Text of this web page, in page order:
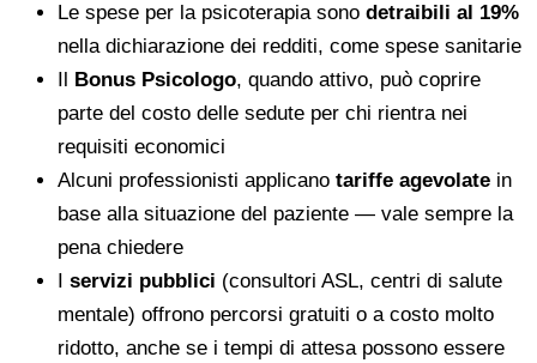
Le spese per la psicoterapia sono detraibili al 19%
nella dichiarazione dei redditi, come spese sanitarie
Bonus Psicologo, quando attivo, può coprire
parte del costo delle sedute per chi rientra nei
requisiti economici
Alcuni professionisti applicano tariffe agevolate in
base alla situazione del paziente — vale sempre la
pena chiedere
servizi pubblici (consultori ASL, centri di salute
mentale) offrono percorsi gratuiti o a costo molto
ridotto, anche se i tempi di attesa possono essere